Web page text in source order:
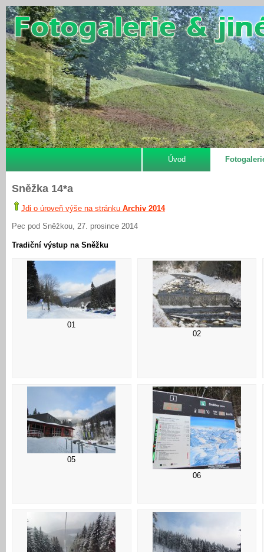
Úvod
Sněžka 14*a
Jdi o úroveň výše na stránku Archiv 2014
Pec pod Sněžkou, 27. prosince 2014
Tradiční výstup na Sněžku
01
02
05
06